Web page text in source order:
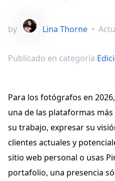
by Lina Thorne •
Publicado en categoría
Para los fotógrafos en
una de las plataformas
su trabajo, expresar su
clientes actuales y
sitio web personal o usas
portafolio, una presencia